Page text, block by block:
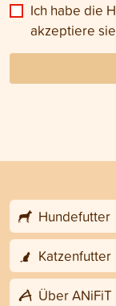
Ich habe die
akzeptiere
Hundefutter
Katzenfutter
Über ANiFiT